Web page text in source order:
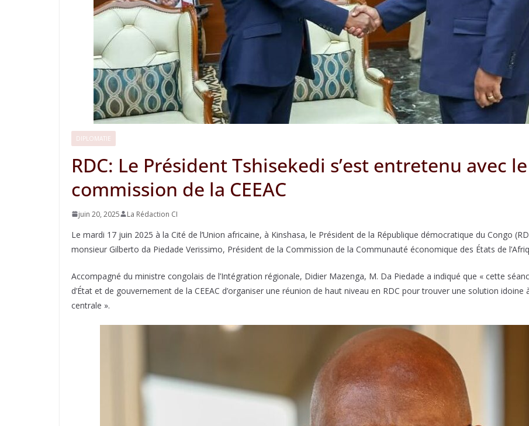
DIPLOMATIE
RDC: Le Président Tshisekedi s’est entretenu avec
commission de la CEEAC
juin 20, 2025 La Rédaction CI
Le mardi 17 juin 2025 à la Cité de l’Union africaine, à Kinshasa, le Président de la République démocratique du Congo
monsieur Gilberto da Piedade Verissimo, Président de la Commission de la Communauté économique des États de
Accompagné du ministre congolais de l’Intégration régionale, Didier Mazenga, M. Da Piedade a indiqué que « cette
d’État et de gouvernement de la CEEAC d’organiser une réunion de haut niveau en RDC pour trouver une solution
centrale ».